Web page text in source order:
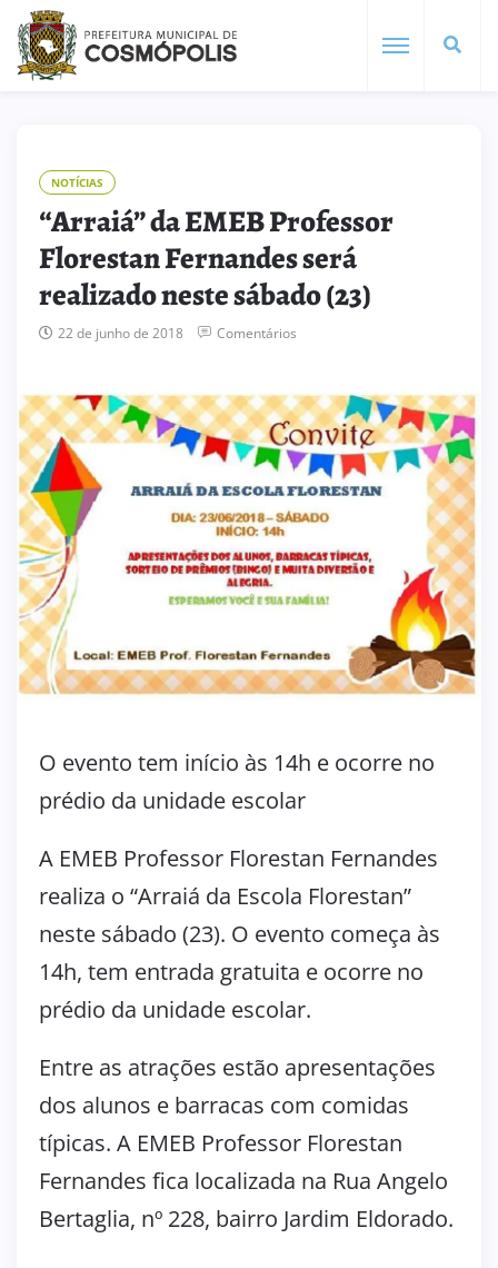
NOTÍCIAS
“Arraiá” da EMEB Professor
Florestan Fernandes será
realizado neste sábado (23)
22 de junho de 2018 Comentários
O evento tem início às 14h e ocorre no
prédio da unidade escolar
A EMEB Professor Florestan Fernandes
realiza o “Arraiá da Escola Florestan”
neste sábado (23). O evento começa às
14h, tem entrada gratuita e ocorre no
prédio da unidade escolar.
Entre as atrações estão apresentações
dos alunos e barracas com comidas
típicas. A EMEB Professor Florestan
Fernandes fica localizada na Rua Angelo
Bertaglia, nº 228, bairro Jardim Eldorado.